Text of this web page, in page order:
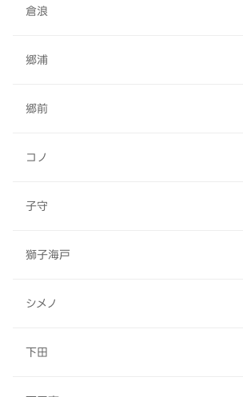
倉浪
郷浦
郷前
コノ
子守
獅子海戸
シメノ
下田